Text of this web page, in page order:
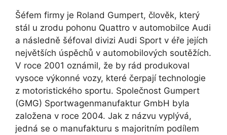
Šéfem firmy je Roland Gumpert, člověk, který
stál u zrodu pohonu Quattro v automobilce Audi
a následně šéfoval divizi Audi Sport v éře jejích
největších úspěchů v automobilových soutěžích.
V roce 2001 oznámil, že by rád produkoval
vysoce výkonné vozy, které čerpají technologie
z motoristického sportu. Společnost Gumpert
(GMG) Sportwagenmanu­faktur GmbH byla
založena v roce 2004. Jak z názvu vyplývá,
jedná se o manufakturu s majoritním podílem